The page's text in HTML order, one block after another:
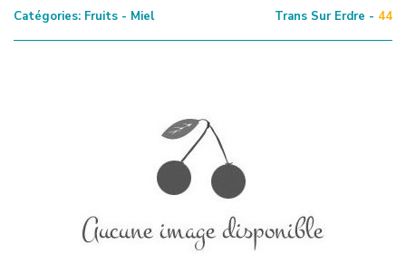
Catégories: Fruits - Miel Trans Sur Erdre - 44